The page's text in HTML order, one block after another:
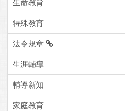
生命教育
特殊教育
法令規章
生涯輔導
輔導新知
家庭教育